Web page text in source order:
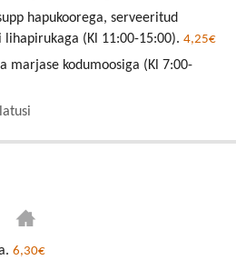
hapukoorega, serveeritud
(Kl 11:00-15:00). 4,25€
marjase kodumoosiga (Kl 7:00-
6,30€